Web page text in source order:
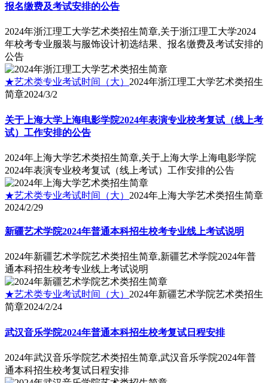
报名缴费及考试安排的公告
2024年浙江理工大学艺术类招生简章,关于浙江理工大学2024
年校考专业服装与服饰设计初选结果、报名缴费及考试安排的
公告
★艺术类专业考试时间（大） 2024年浙江理工大学艺术类招生
简章2024/3/2
关于上海大学上海电影学院2024年表演专业校考复试（线上考
试）工作安排的公告
2024年上海大学艺术类招生简章,关于上海大学上海电影学院
2024年表演专业校考复试（线上考试）工作安排的公告
★艺术类专业考试时间（大） 2024年上海大学艺术类招生简章
2024/2/29
新疆艺术学院2024年普通本科招生校考专业线上考试说明
2024年新疆艺术学院艺术类招生简章,新疆艺术学院2024年普
通本科招生校考专业线上考试说明
★艺术类专业考试时间（大） 2024年新疆艺术学院艺术类招生
简章2024/2/24
武汉音乐学院2024年普通本科招生校考复试日程安排
2024年武汉音乐学院艺术类招生简章,武汉音乐学院2024年普
通本科招生校考复试日程安排